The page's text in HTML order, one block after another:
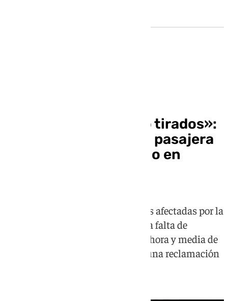
«Nos hemos quedado tirados»:
la indignación de una pasajera
tras el caos ferroviario en
Daniela García, una de las viajeras afectadas por la
incidencia del martes, denuncia la falta de
información durante más de una hora y media de
espera y anuncia que presentará una reclamación